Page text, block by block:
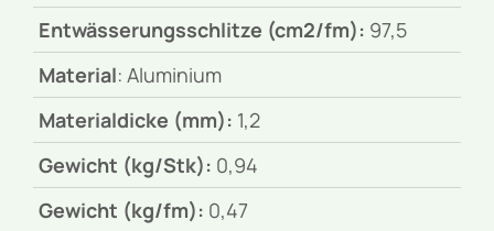
Entwässerungsschlitze (cm2/fm): 97,5
Material: Aluminium
Materialdicke (mm): 1,2
Gewicht (kg/Stk): 0,94
Gewicht (kg/fm): 0,47